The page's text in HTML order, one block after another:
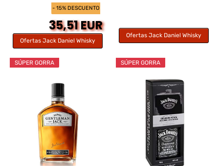
- 15% DESCUENTO
35,51 EUR
Ofertas Jack Daniel Whisky
Ofertas Jack Daniel Whisky
SÚPER GORRA SÚPER GORRA